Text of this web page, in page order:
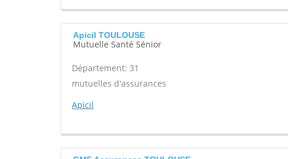
Apicil TOULOUSE
Mutuelle Santé Sénior
Département: 31
mutuelles d'assurances
Apicil